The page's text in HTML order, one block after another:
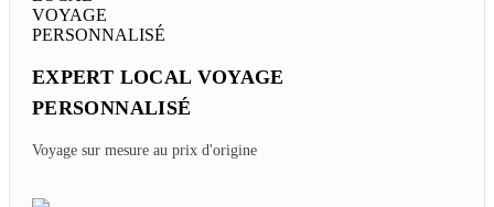
EXPERT LOCAL VOYAGE
PERSONNALISÉ
Voyage sur mesure au prix d'origine